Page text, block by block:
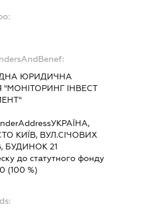
ЮРИДИЧНА
"МОНІТОРИНГ ІНВЕСТ
УКРАЇНА,
КИЇВ, ВУЛ.СІЧОВИХ
БУДИНОК 21
до статутного фонду
(100 %)